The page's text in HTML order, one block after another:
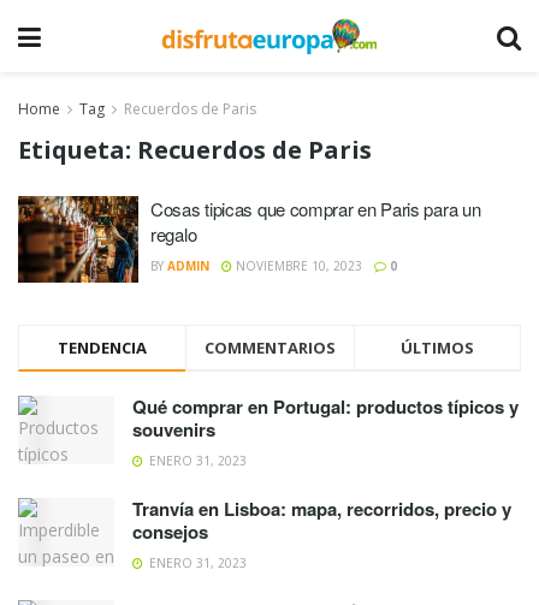
Home Tag Recuerdos de Paris
Etiqueta: Recuerdos de Paris
Cosas tipicas que comprar en Paris para un
regalo
BY ADMIN NOVIEMBRE 10, 2023 0
TENDENCIA COMMENTARIOS ÚLTIMOS
Qué comprar en Portugal: productos típicos y
souvenirs
ENERO 31, 2023
Tranvía en Lisboa: mapa, recorridos, precio y
consejos
ENERO 31, 2023